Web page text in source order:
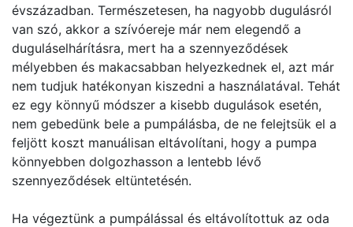
évszázadban. Természetesen, ha nagyobb dugulásról
van szó, akkor a szívóereje már nem elegendő a
duguláselhárításra, mert ha a szennyeződések
mélyebben és makacsabban helyezkednek el, azt már
nem tudjuk hatékonyan kiszedni a használatával. Tehát
ez egy könnyű módszer a kisebb dugulások esetén,
nem gebedünk bele a pumpálásba, de ne felejtsük el a
feljött koszt manuálisan eltávolítani, hogy a pumpa
könnyebben dolgozhasson a lentebb lévő
szennyeződések eltüntetésén.
Ha végeztünk a pumpálással és eltávolítottuk az oda